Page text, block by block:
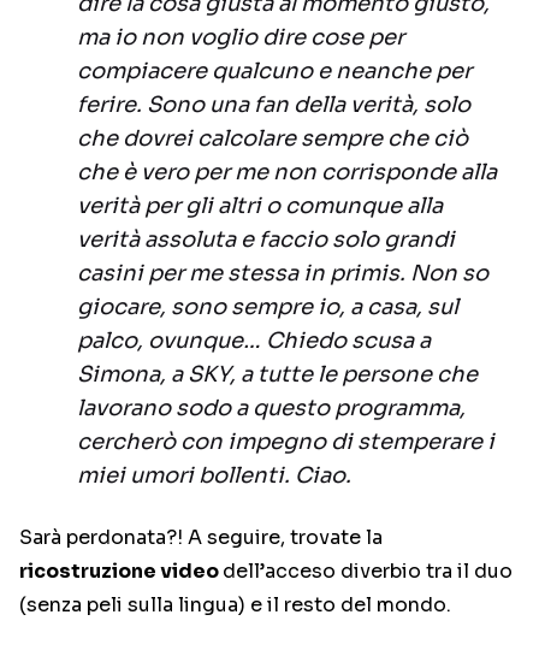
ma io non voglio dire cose per
compiacere qualcuno e neanche per
ferire. Sono una fan della verità, solo
che dovrei calcolare sempre che ciò
che è vero per me non corrisponde alla
verità per gli altri o comunque alla
verità assoluta e faccio solo grandi
casini per me stessa in primis. Non so
giocare, sono sempre io, a casa, sul
palco, ovunque… Chiedo scusa a
Simona, a SKY, a tutte le persone che
lavorano sodo a questo programma,
cercherò con impegno di stemperare i
miei umori bollenti. Ciao.
Sarà perdonata?! A seguire, trovate la
ricostruzione videodell’acceso diverbio tra il duo
(senza peli sulla lingua) e il resto del mondo.